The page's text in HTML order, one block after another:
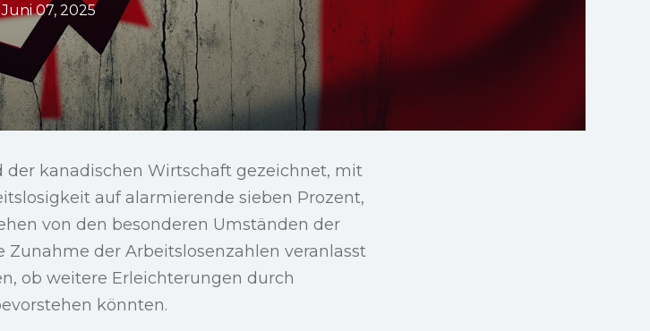
Juni 07, 2025
der kanadischen Wirtschaft gezeichnet, mit
auf alarmierende sieben Prozent,
von den besonderen Umständen der
der Arbeitslosenzahlen veranlasst
ob weitere Erleichterungen durch
könnten.